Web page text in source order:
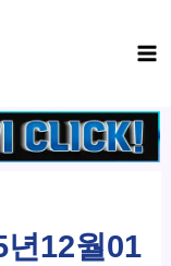
12월01